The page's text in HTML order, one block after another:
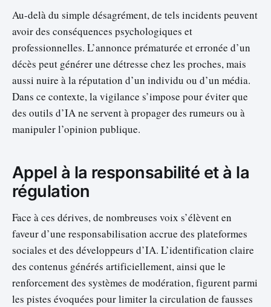
Au-delà du simple désagrément, de tels incidents peuvent
avoir des conséquences psychologiques et
professionnelles. L’annonce prématurée et erronée d’un
décès peut générer une détresse chez les proches, mais
aussi nuire à la réputation d’un individu ou d’un média.
Dans ce contexte, la vigilance s’impose pour éviter que
des outils d’IA ne servent à propager des rumeurs ou à
manipuler l’opinion publique.
Appel à la responsabilité et à la
régulation
Face à ces dérives, de nombreuses voix s’élèvent en
faveur d’une responsabilisation accrue des plateformes
sociales et des développeurs d’IA. L’identification claire
des contenus générés artificiellement, ainsi que le
renforcement des systèmes de modération, figurent parmi
les pistes évoquées pour limiter la circulation de fausses